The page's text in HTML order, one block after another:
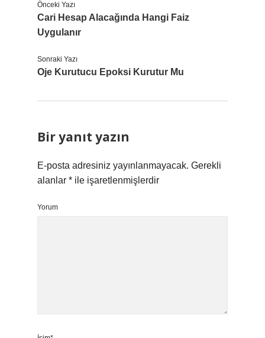
Önceki Yazı
Cari Hesap Alacağında Hangi Faiz
Uygulanır
Sonraki Yazı
Oje Kurutucu Epoksi Kurutur Mu
Bir yanıt yazın
E-posta adresiniz yayınlanmayacak. Gerekli
alanlar * ile işaretlenmişlerdir
Yorum